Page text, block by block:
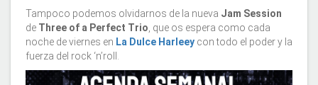
Tampoco podemos olvidarnos de la nueva Jam Session
de Three of a Perfect Trio , que os espera como cada
noche de viernes en La Dulce Harleey con todo el poder y la
fuerza del rock ‘n’roll.